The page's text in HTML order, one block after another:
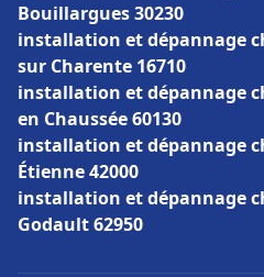
Bouillargues 30230
installation et dépannage
sur Charente 16710
installation et dépannage
en Chaussée 60130
installation et dépannage
Étienne 42000
installation et dépannage
Godault 62950